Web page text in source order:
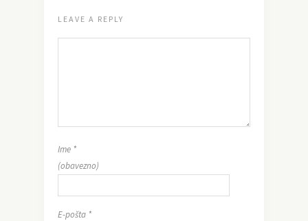
LEAVE A REPLY
Ime *
(obavezno)
E-pošta *